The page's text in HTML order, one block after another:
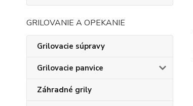
GRILOVANIE A OPEKANIE
Grilovacie súpravy
Grilovacie panvice
Záhradné grily